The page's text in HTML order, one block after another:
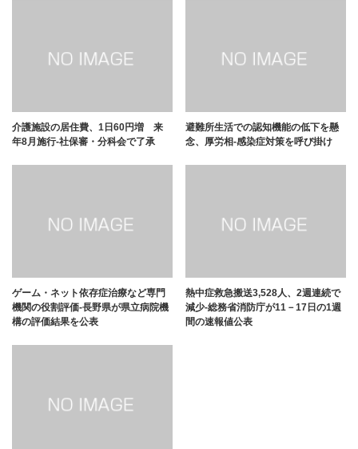
介護施設の居住費、1日60円増 来
年8月施行-社保審・分科会で了承
避難所生活での認知機能の低下を懸
念、厚労相-感染症対策を呼び掛け
ゲーム・ネット依存症治療など専門
機関の役割評価-長野県が県立病院機
構の評価結果を公表
熱中症救急搬送3,528人、2週連続で
減少-総務省消防庁が11－17日の1週
間の速報値公表